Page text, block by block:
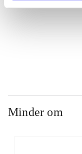
Minder om